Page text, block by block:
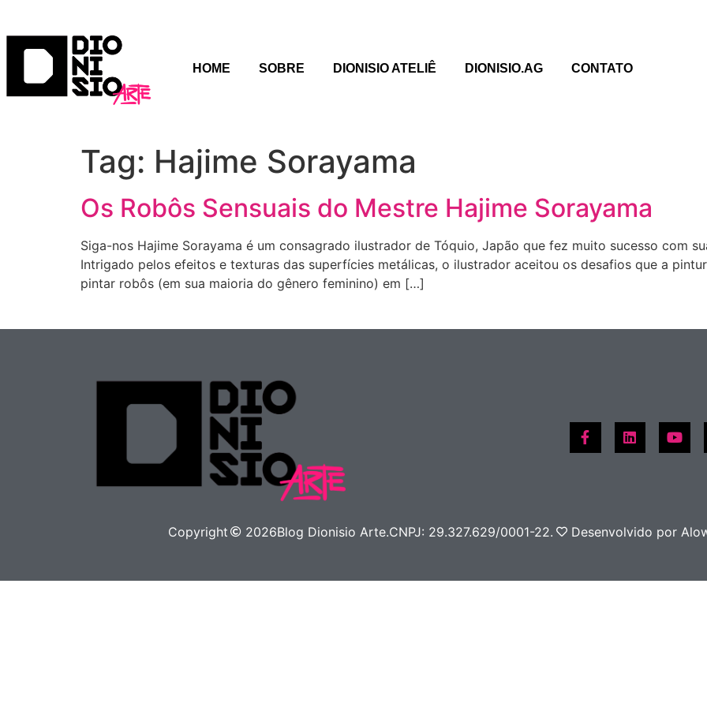
HOME SOBRE DIONISIO ATELIÊ DIONISIO.AG CONTATO
Tag: Hajime Sorayama
Os Robôs Sensuais do Mestre Hajime Sorayama
Siga-nos Hajime Sorayama é um consagrado ilustrador de Tóquio, Japão que fez muito sucesso com
Intrigado pelos efeitos e texturas das superfícies metálicas, o ilustrador aceitou os desafios que a
pintar robôs (em sua maioria do gênero feminino) em […]
Copyright 2026Blog Dionisio Arte.CNPJ: 29.327.629/0001-22. Desenvolvido por